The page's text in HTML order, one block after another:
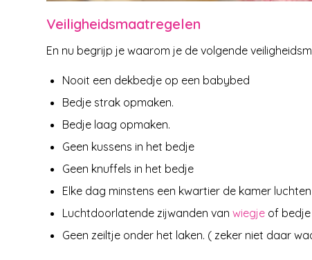
Veiligheidsmaatregelen
En nu begrijp je waarom je de volgende
Nooit een dekbedje op een babybed
Bedje strak opmaken.
Bedje laag opmaken.
Geen kussens in het bedje
Geen knuffels in het bedje
Elke dag minstens een kwartier de kamer luchten
Luchtdoorlatende zijwanden van wiegje of bedje
Geen zeiltje onder het laken. ( zeker niet daar